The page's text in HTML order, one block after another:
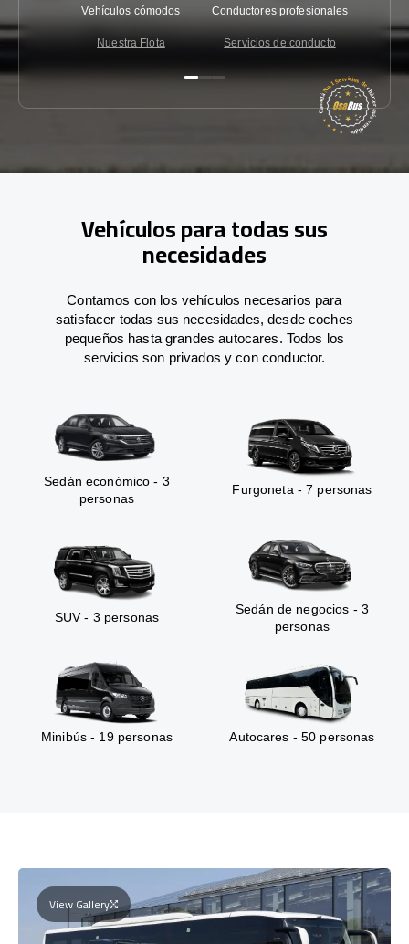
Vehículos cómodos
Nuestra Flota
Conductores profesionales
Servicios de conducto
Vehículos para todas sus
necesidades
Contamos con los vehículos necesarios para
satisfacer todas sus necesidades, desde coches
pequeños hasta grandes autocares. Todos los
servicios son privados y con conductor.
Sedán económico - 3
personas
Furgoneta - 7 personas
SUV - 3 personas
Sedán de negocios - 3
personas
Minibús - 19 personas Autocares - 50 personas
View Gallery